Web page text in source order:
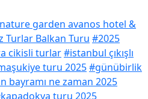
garden avanos hotel &
Turlar Balkan Turu #2025
cikisli turlar#istanbul çıkışlı
turu 2025#günübirlik
bayramı ne zaman 2025
turu 2025